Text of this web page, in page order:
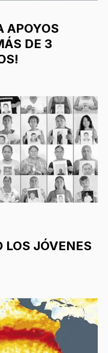
APOYOS
DE 3
LOS JÓVENES